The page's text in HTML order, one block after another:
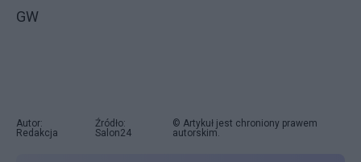
GW
Autor:
Redakcja
Źródło:
Salon24
© Artykuł jest chroniony prawem
autorskim.